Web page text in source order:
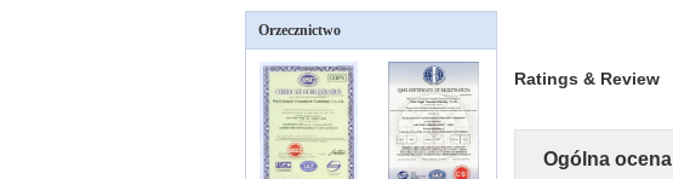
Orzecznictwo
Ratings & Review
Ogólna ocena